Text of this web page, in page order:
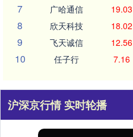
7 广哈通信 19.03
8 欣天科技 18.02
9 飞天诚信 12.56
10 任子行 7.16
沪深京行情 实时轮播